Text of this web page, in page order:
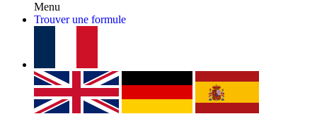
Menu
Trouver une formule